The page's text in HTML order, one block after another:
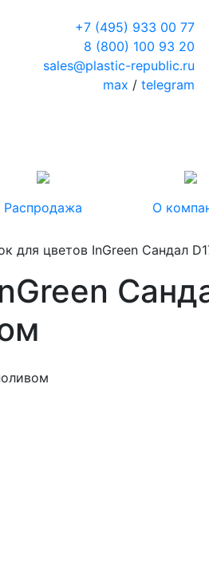
+7 (495) 933 00 77
8 (800) 100 93 20
sales@plastic-republic.ru
max / telegram
Распродажа О
для цветов InGreen Сандал